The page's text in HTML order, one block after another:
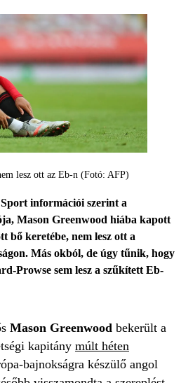
lesz ott az Eb-n (Fotó: AFP)
információi szerint a
Mason Greenwood hiába kapott
bő keretébe, nem lesz ott a
Más okból, de úgy tűnik, hogy
Prowse sem lesz a szűkített Eb-
Mason Greenwood bekerült a
kapitány múlt héten
bajnokságra készülő angol